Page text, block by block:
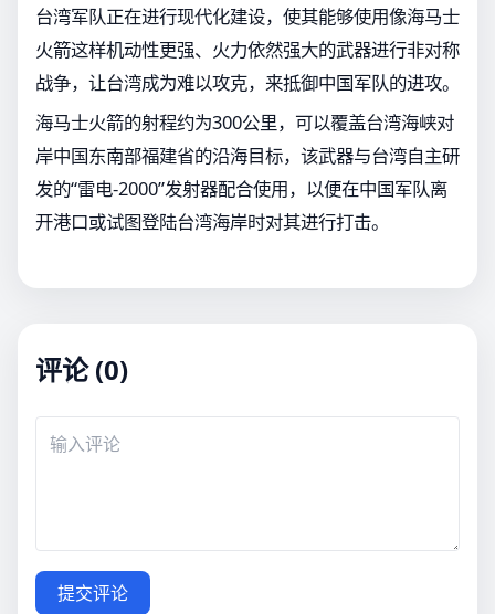
台湾军队正在进行现代化建设，使其能够使用像海马士
火箭这样机动性更强、火力依然强大的武器进行非对称
战争，让台湾成为难以攻克，来抵御中国军队的进攻。
海马士火箭的射程约为300公里，可以覆盖台湾海峡对
岸中国东南部福建省的沿海目标，该武器与台湾自主研
发的“雷电-2000”发射器配合使用，以便在中国军队离
开港口或试图登陆台湾海岸时对其进行打击。
评论 (0)
提交评论